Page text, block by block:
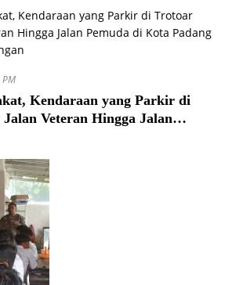
Kendaraan yang Parkir di
Veteran Hingga Jalan